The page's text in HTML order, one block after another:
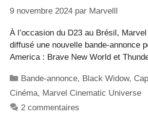
9 novembre 2024 par Marvelll
À l’occasion du D23 au Brésil,
diffusé une nouvelle bande-annonce
America : Brave New World et
Catégories
Bande-annonce, Black Widow,
Cinéma, Marvel Cinematic Universe
2 commentaires